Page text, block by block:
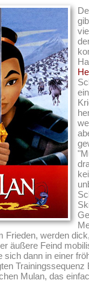
Frieden, werden
äußere Feind
sich dann in einer
Trainingssequenz
Mulan, das